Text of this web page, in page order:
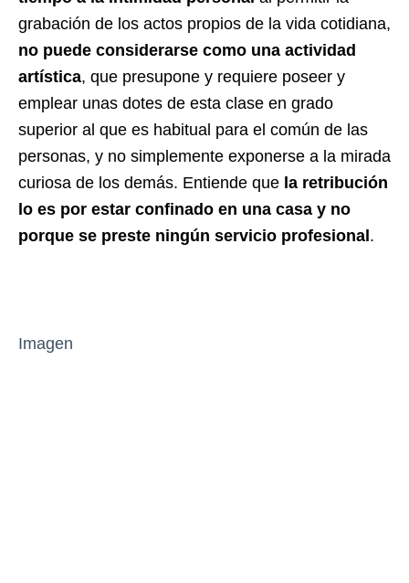
grabación de los actos propios de la vida cotidiana,
no puede considerarse como una actividad
artística, que presupone y requiere poseer y
emplear unas dotes de esta clase en grado
superior al que es habitual para el común de las
personas, y no simplemente exponerse a la mirada
curiosa de los demás. Entiende que la retribución
lo es por estar confinado en una casa y no
porque se preste ningún servicio profesional .
Imagen